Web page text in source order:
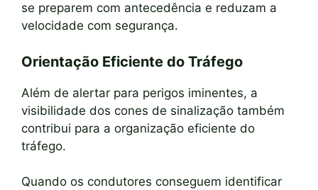
se preparem com antecedência e reduzam a
velocidade com segurança.
Orientação Eficiente do Tráfego
Além de alertar para perigos iminentes, a
visibilidade dos cones de sinalização também
contribui para a organização eficiente do
tráfego.
Quando os condutores conseguem identificar